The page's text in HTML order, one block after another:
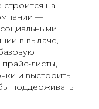
на
—
в выдаче,
листы,
и выстроить
поддерживать